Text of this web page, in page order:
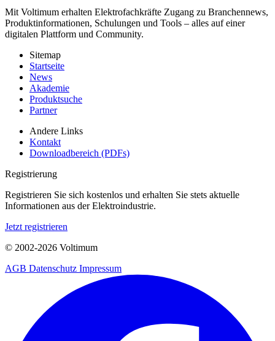
Mit Voltimum erhalten Elektrofachkräfte Zugang zu Branchennews,
Produktinformationen, Schulungen und Tools – alles auf einer
digitalen Plattform und Community.
Sitemap
Startseite
News
Akademie
Produktsuche
Partner
Andere Links
Kontakt
Downloadbereich (PDFs)
Registrierung
Registrieren Sie sich kostenlos und erhalten Sie stets aktuelle
Informationen aus der Elektroindustrie.
Jetzt registrieren
© 2002-2026 Voltimum
AGB Datenschutz Impressum